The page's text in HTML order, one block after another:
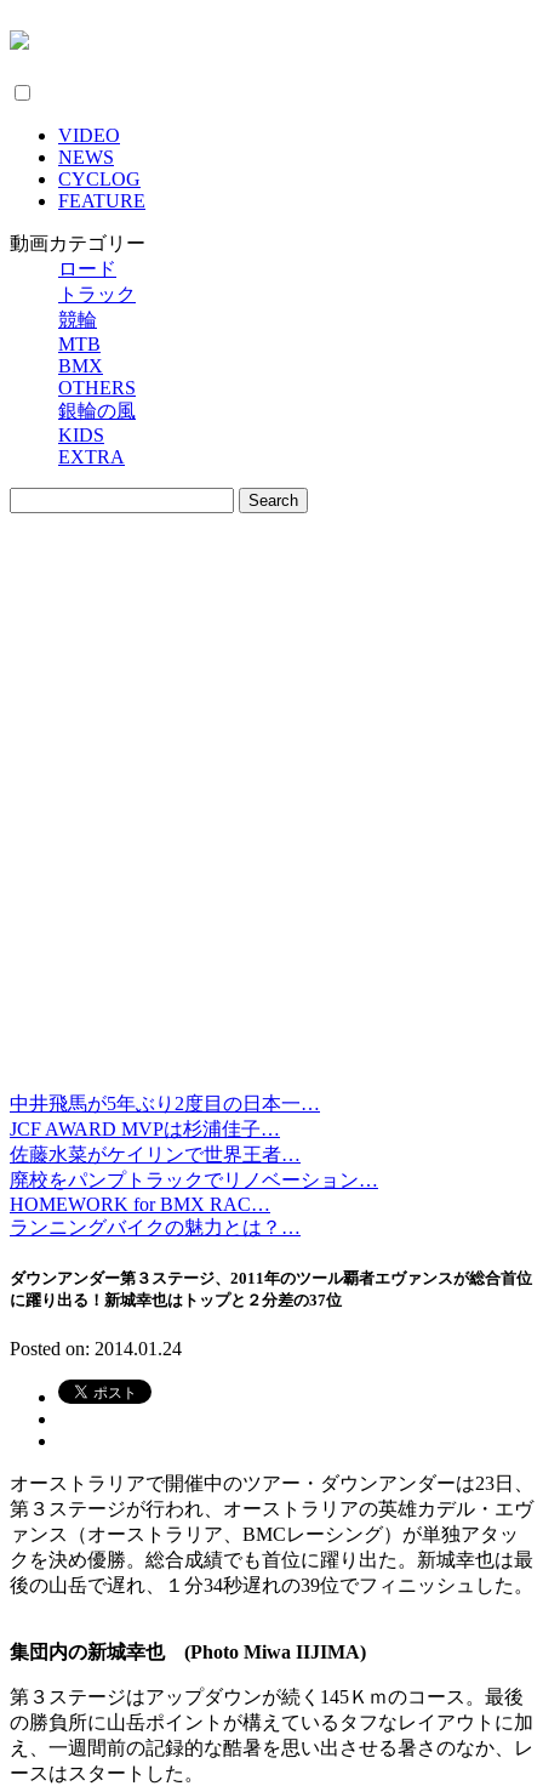
VIDEO
NEWS
CYCLOG
FEATURE
動画カテゴリー
ロード
トラック
競輪
MTB
BMX
OTHERS
銀輪の風
KIDS
EXTRA
中井飛馬が5年ぶり2度目の日本一…
JCF AWARD MVPは杉浦佳子…
佐藤水菜がケイリンで世界王者…
廃校をパンプトラックでリノベーション…
HOMEWORK for BMX RAC…
ランニングバイクの魅力とは？…
ダウンアンダー第３ステージ、2011年のツール覇者エヴァンスが総合首位
に躍り出る！新城幸也はトップと２分差の37位
Posted on: 2014.01.24
オーストラリアで開催中のツアー・ダウンアンダーは23日、
第３ステージが行われ、オーストラリアの英雄カデル・エヴ
ァンス（オーストラリア、BMCレーシング）が単独アタッ
クを決め優勝。総合成績でも首位に躍り出た。新城幸也は最
後の山岳で遅れ、１分34秒遅れの39位でフィニッシュした。
集団内の新城幸也 (Photo Miwa IIJIMA)
第３ステージはアップダウンが続く145Ｋｍのコース。最後
の勝負所に山岳ポイントが構えているタフなレイアウトに加
え、一週間前の記録的な酷暑を思い出させる暑さのなか、レ
ースはスタートした。